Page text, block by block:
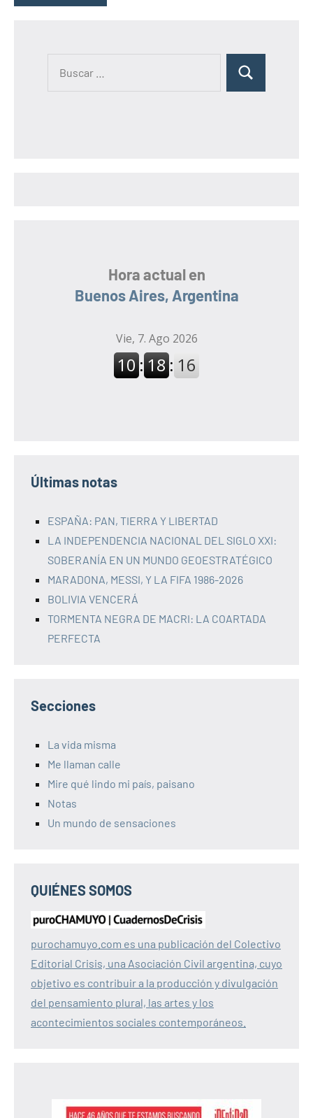
B
Hora actual en
Buenos Aires, Argentina
Últimas notas
ESPAÑA: PAN, TIERRA Y LIBERTAD
LA INDEPENDENCIA NACIONAL DEL SIGLO XXI:
SOBERANÍA EN UN MUNDO GEOESTRATÉGICO
MARADONA, MESSI, Y LA FIFA 1986-2026
BOLIVIA VENCERÁ
TORMENTA NEGRA DE MACRI: LA COARTADA
PERFECTA
Secciones
La vida misma
Me llaman calle
Mire qué lindo mi país, paisano
Notas
Un mundo de sensaciones
QUIÉNES SOMOS
purochamuyo.com es una publicación del Colectivo
Editorial Crisis, una Asociación Civil argentina, cuyo
objetivo es contribuir a la producción y divulgación
del pensamiento plural, las artes y los
acontecimientos sociales contemporáneos.